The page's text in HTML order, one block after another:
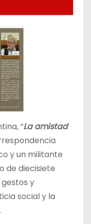
“La amistad
y un militante
de diecisiete
y
social y la